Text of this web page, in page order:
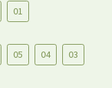
01
05 04 03